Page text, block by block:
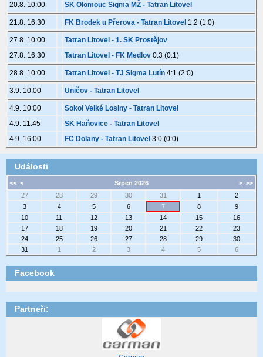
20.8. 10:00 SK Olomouc Sigma MŽ - Tatran Litovel
21.8. 16:30 FK Brodek u Přerova - Tatran Litovel 1:2 (1:0)
27.8. 10:00
Tatran Litovel - 1. SK Prostějov
27.8. 16:30
Tatran Litovel - FK Medlov 0:3 (0:1)
28.8. 10:00 Tatran Litovel - TJ Sigma Lutín 4:1 (2:0)
3.9. 10:00 Uničov - Tatran Litovel
4.9. 10:00
Sokol Velké Losiny - Tatran Litovel
4.9. 11:45
SK Haňovice - Tatran Litovel
4.9. 16:00
FC Dolany - Tatran Litovel 3:0 (0:0)
Události
<< < > >>
Srpen 2026
27
28 29 30 31 1
2
3
4 5 6 7 8
9
10
11 12 13 14 15
16
17
18 19 20 21 22
23
24
25 26 27 28 29
30
31
1 2 3 4 5 6
Facebook
Partneři: